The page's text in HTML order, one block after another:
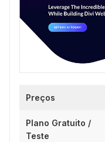
Preços
Plano Gratuito /
Teste